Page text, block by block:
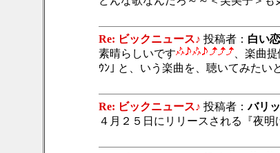
Re: ビックニュース♪ 投稿者： 白い
素晴らしいです
、楽曲提
ｳﾝ｣ と、いう楽曲を、聴いてみた
Re: ビックニュース♪ 投稿者：バリ
４月２５日にリリースされる『夜明